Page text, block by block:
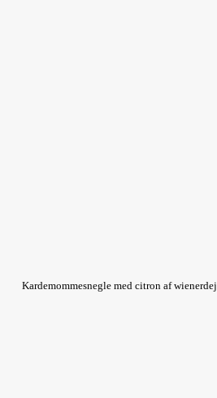
Kardemommesnegle med citron af wienerdej